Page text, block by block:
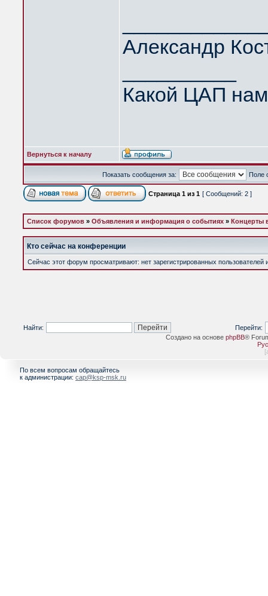
Александр
Какой ЦАП
Вернуться к началу
Показать сообщения за: Поле
Страница 1 из 1 [ Сообщений: 2 ]
Список форумов » Объявления и информация о событиях » Концерты
Кто сейчас на конференции
Сейчас этот форум просматривают: нет зарегистрированных пользователей
Найти:
Перейти:
Создано на основе phpBB®
[
По всем вопросам обращайтесь
к администрации: cap@ksp-msk.ru